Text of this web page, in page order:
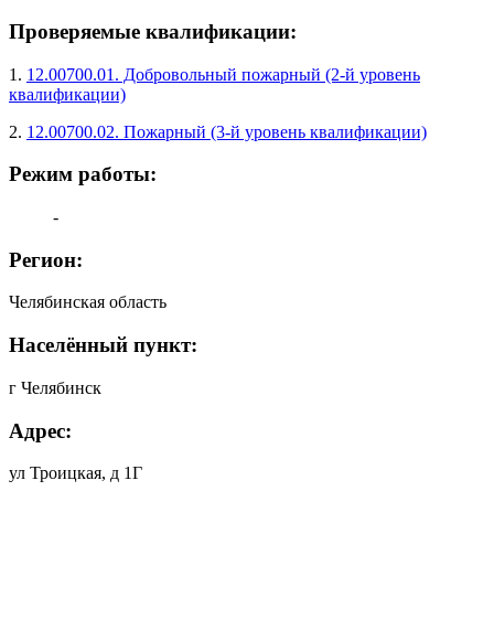
Проверяемые квалификации:
1. 12.00700.01. Добровольный пожарный (2-й уровень
квалификации)
2. 12.00700.02. Пожарный (3-й уровень квалификации)
Режим работы:
-
Регион:
Челябинская область
Населённый пункт:
г Челябинск
Адрес:
ул Троицкая, д 1Г